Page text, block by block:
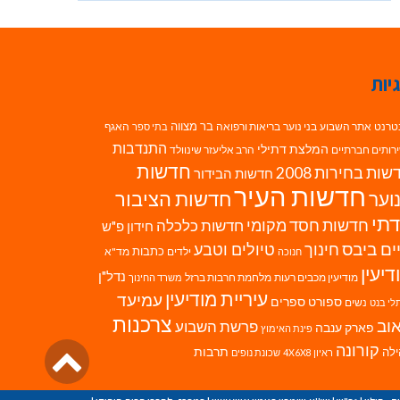
אתר השבוע בני נוער בריאות ורפואה בר מצווה בתי ספר האגף
חברתיים המלצת דתילי הרב אליעזר שינוולד התנדבות
בחירות 2008 חדשות הבידור חדשות
חדשות העירחדשות הציבור
חדשות חסד מקומי חדשות כלכלה חידון פ"ש
ביבסחינוך חנוכה טיולים וטבע ילדים כתבות מד"א
מודיעין מכבים רעות מלחמת חרבות ברזל משרד החינוך נדל"ן
בנט נשים ספורט ספרים עיריית מודיעין עמיעד
פארק ענבה פינת האימוץ פרשת השבועצרכנות
קורונה ראיון 4X6X8 שכונת נופים תרבות